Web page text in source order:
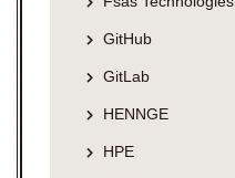
GitHub
GitLab
HENNGE
HPE